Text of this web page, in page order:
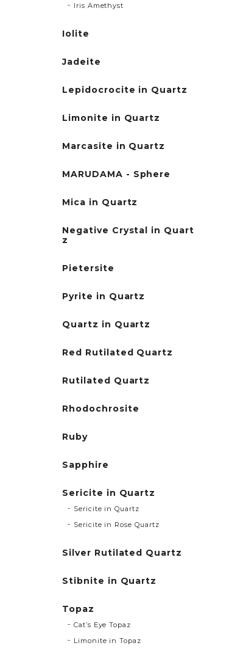
Iris Amethyst
Iolite
Jadeite
Lepidocrocite in Quartz
Limonite in Quartz
Marcasite in Quartz
MARUDAMA - Sphere
Mica in Quartz
Negative Crystal in Quart
z
Pietersite
Pyrite in Quartz
Quartz in Quartz
Red Rutilated Quartz
Rutilated Quartz
Rhodochrosite
Ruby
Sapphire
Sericite in Quartz
Sericite in Quartz
Sericite in Rose Quartz
Silver Rutilated Quartz
Stibnite in Quartz
Topaz
Cat’s Eye Topaz
Limonite in Topaz